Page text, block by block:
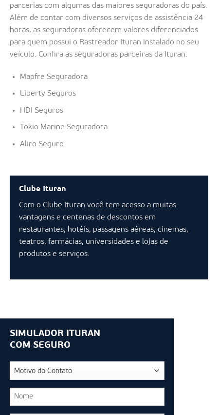
parcerias com algumas das maiores seguradoras do país.
Além de contar com diversos serviços de assistência 24
horas, as seguradoras oferecem valores diferenciados
para quem possui o Rastreador Ituran instalado no seu
veículo. Confira as seguradoras parceiras da Ituran:
Mapfre Seguradora
Liberty Seguros
HDI Seguros
Tokio Marine Seguradora
Aliro Seguro
Clube Ituran
Com o Clube Ituran você tem acesso a muitas
vantagens e centenas de descontos em
restaurantes, hotéis, passagens aéreas, cinemas,
teatros, farmácias, universidades e lojas de
produtos e serviços.
SIMULADOR ITURAN
COM SEGURO